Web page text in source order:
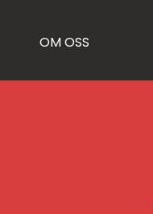
OM OSS